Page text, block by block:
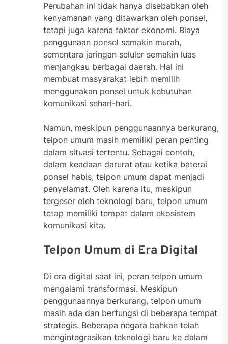
Perubahan ini tidak hanya disebabkan oleh
kenyamanan yang ditawarkan oleh ponsel,
tetapi juga karena faktor ekonomi. Biaya
penggunaan ponsel semakin murah,
sementara jaringan seluler semakin luas
menjangkau berbagai daerah. Hal ini
membuat masyarakat lebih memilih
menggunakan ponsel untuk kebutuhan
komunikasi sehari-hari.
Namun, meskipun penggunaannya berkurang,
telpon umum masih memiliki peran penting
dalam situasi tertentu. Sebagai contoh,
dalam keadaan darurat atau ketika baterai
ponsel habis, telpon umum dapat menjadi
penyelamat. Oleh karena itu, meskipun
tergeser oleh teknologi baru, telpon umum
tetap memiliki tempat dalam ekosistem
komunikasi kita.
Telpon Umum di Era Digital
Di era digital saat ini, peran telpon umum
mengalami transformasi. Meskipun
penggunaannya berkurang, telpon umum
masih ada dan berfungsi di beberapa tempat
strategis. Beberapa negara bahkan telah
mengintegrasikan teknologi baru ke dalam